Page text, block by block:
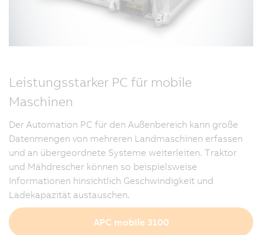
Leistungsstarker PC für mobile
Maschinen
Der Automation PC für den Außenbereich kann große
Datenmengen von mehreren Landmaschinen erfassen
und an übergeordnete Systeme weiterleiten. Traktor
und Mähdrescher können so beispielsweise
Informationen hinsichtlich Geschwindigkeit und
Ladekapazität austauschen.
APC mobile 3100